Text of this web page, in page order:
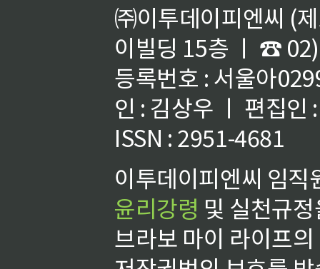
㈜이투데이피엔씨 (
이빌딩 15층 ㅣ ☎
등록번호 : 서울아
인 : 김상우 ㅣ 편집인
ISSN : 2951-4681
이투데이피엔씨 임
윤리강령 및 실천규
브라보 마이 라이프